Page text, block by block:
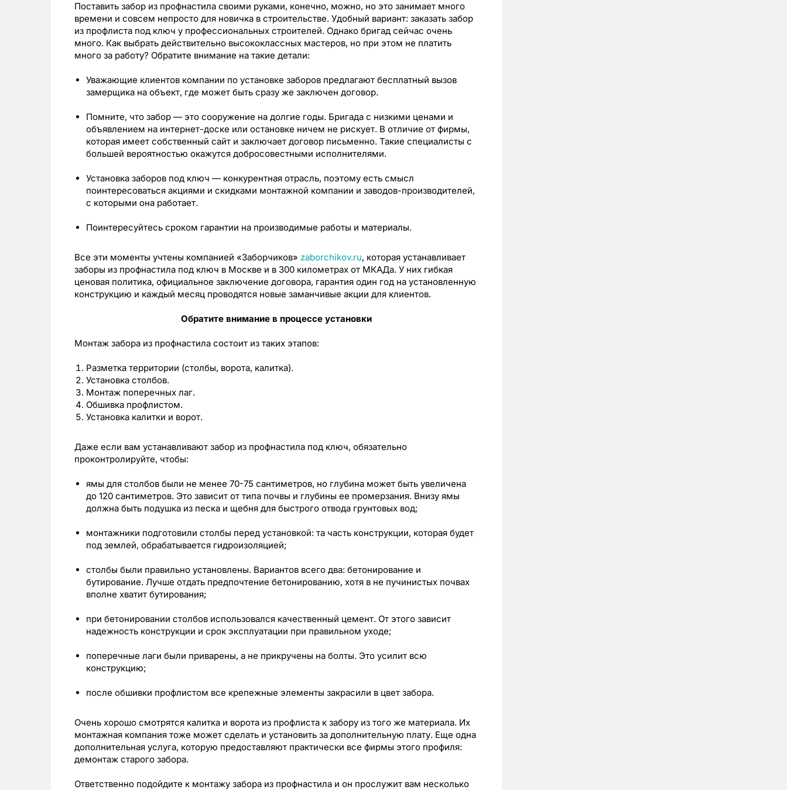
Поставить забор из профнастила своими руками, конечно, можно, но это занимает много
времени и совсем непросто для новичка в строительстве. Удобный вариант: заказать забор
из профлиста под ключ у профессиональных строителей. Однако бригад сейчас очень
много. Как выбрать действительно высококлассных мастеров, но при этом не платить
много за работу? Обратите внимание на такие детали:
Уважающие клиентов компании по установке заборов предлагают бесплатный вызов
замерщика на объект, где может быть сразу же заключен договор.
Помните, что забор — это сооружение на долгие годы. Бригада с низкими ценами и
объявлением на интернет-доске или остановке ничем не рискует. В отличие от фирмы,
которая имеет собственный сайт и заключает договор письменно. Такие специалисты с
большей вероятностью окажутся добросовестными исполнителями.
Установка заборов под ключ — конкурентная отрасль, поэтому есть смысл
поинтересоваться акциями и скидками монтажной компании и заводов-производителей,
с которыми она работает.
Поинтересуйтесь сроком гарантии на производимые работы и материалы.
Все эти моменты учтены компанией «Заборчиков» zaborchikov.ru, которая устанавливает
заборы из профнастила под ключ в Москве и в 300 километрах от МКАДа. У них гибкая
ценовая политика, официальное заключение договора, гарантия один год на установленную
конструкцию и каждый месяц проводятся новые заманчивые акции для клиентов.
Обратите внимание в процессе установки
Монтаж забора из профнастила состоит из таких этапов:
Разметка территории (столбы, ворота, калитка).
Установка столбов.
Монтаж поперечных лаг.
Обшивка профлистом.
Установка калитки и ворот.
Даже если вам устанавливают забор из профнастила под ключ, обязательно
проконтролируйте, чтобы:
ямы для столбов были не менее 70-75 сантиметров, но глубина может быть увеличена
до 120 сантиметров. Это зависит от типа почвы и глубины ее промерзания. Внизу ямы
должна быть подушка из песка и щебня для быстрого отвода грунтовых вод;
монтажники подготовили столбы перед установкой: та часть конструкции, которая будет
под землей, обрабатывается гидроизоляцией;
столбы были правильно установлены. Вариантов всего два: бетонирование и
бутирование. Лучше отдать предпочтение бетонированию, хотя в не пучинистых почвах
вполне хватит бутирования;
при бетонировании столбов использовался качественный цемент. От этого зависит
надежность конструкции и срок эксплуатации при правильном уходе;
поперечные лаги были приварены, а не прикручены на болты. Это усилит всю
конструкцию;
после обшивки профлистом все крепежные элементы закрасили в цвет забора.
Очень хорошо смотрятся калитка и ворота из профлиста к забору из того же материала. Их
монтажная компания тоже может сделать и установить за дополнительную плату. Еще одна
дополнительная услуга, которую предоставляют практически все фирмы этого профиля:
демонтаж старого забора.
Ответственно подойдите к монтажу забора из профнастила и он прослужит вам несколько